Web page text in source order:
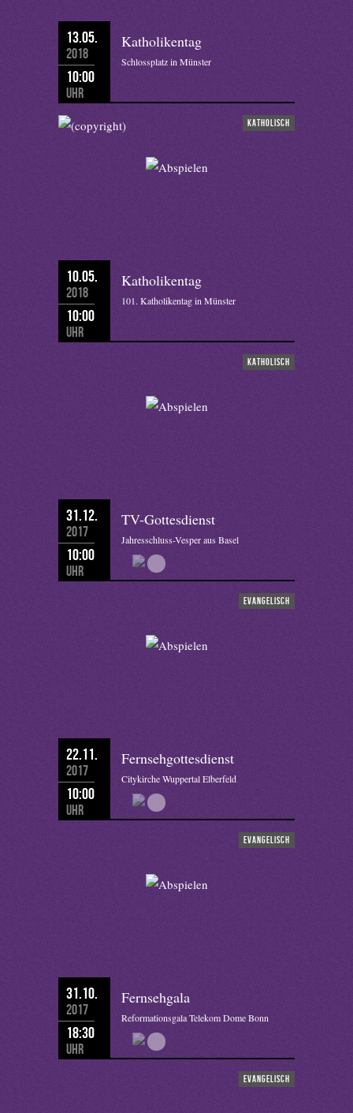
13.05.
2018
10:00
Uhr
Katholikentag
Schlossplatz in Münster
katholisch
10.05.
2018
10:00
Uhr
Katholikentag
101. Katholikentag in Münster
katholisch
31.12.
2017
10:00
Uhr
TV-Gottesdienst
Jahresschluss-Vesper aus Basel
evangelisch
22.11.
2017
10:00
Uhr
Fernsehgottesdienst
Citykirche Wuppertal Elberfeld
evangelisch
31.10.
2017
18:30
Uhr
Fernsehgala
Reformationsgala Telekom Dome Bonn
evangelisch